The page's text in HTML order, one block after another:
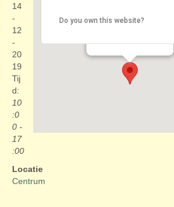
Centrum
Do you own this website?
14
-
12
-
20
19
Tij
d:
10
:0
0 -
17
:00
Locatie
Centrum